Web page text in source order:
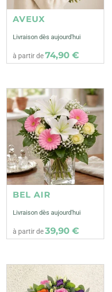
AVEUX
Livraison dès aujourd'hui
à partir de74,90 €
BEL AIR
Livraison dès aujourd'hui
à partir de39,90 €